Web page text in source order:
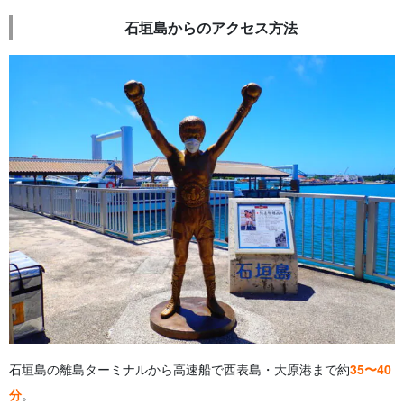
石垣島からのアクセス方法
石垣島の離島ターミナルから高速船で西表島・大原港まで約35〜40
分。